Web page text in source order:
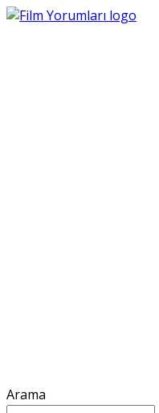
Arama